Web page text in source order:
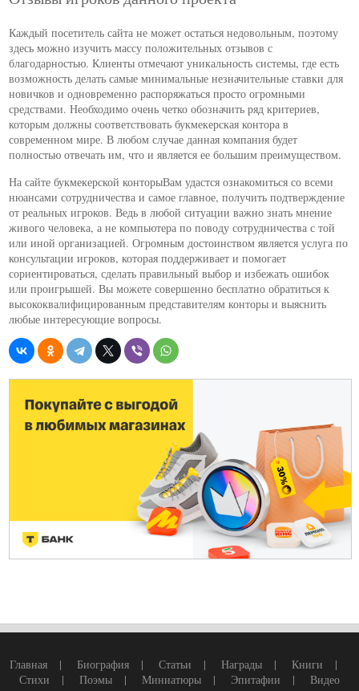
Каждый посетитель сайта не может остаться недовольным, поэтому
здесь можно изучить массу положительных отзывов с
благодарностью. Клиенты отмечают уникальность системы, где есть
возможность делать самые минимальные незначительные ставки для
новичков и одновременно распоряжаться просто огромными
средствами. Необходимо очень четко обозначить ряд критериев,
которым должны соответствовать букмекерская контора в
современном мире. В любом случае данная компания будет
полностью отвечать им, что и является ее большим преимуществом.
На сайте букмекерской конторыВам удастся ознакомиться со всеми
нюансами сотрудничества и самое главное, получить подтверждение
от реальных игроков. Ведь в любой ситуации важно знать мнение
живого человека, а не компьютера по поводу сотрудничества с той
или иной организацией. Огромным достоинством является услуга по
консультации игроков, которая поддерживает и помогает
сориентироваться, сделать правильный выбор и избежать ошибок
или проигрышей. Вы можете совершенно бесплатно обратиться к
высококвалифицированным представителям конторы и выяснить
любые интересующие вопросы.
Главная | Биография | Статьи | Награды | Книги |
Стихи | Поэмы | Миниатюры | Эпитафии | Видео